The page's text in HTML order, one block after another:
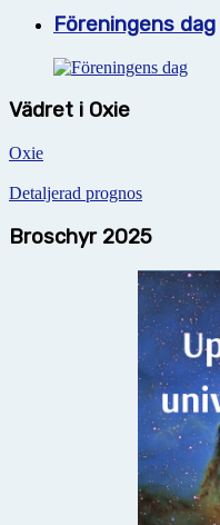
Föreningens dag
Vädret i Oxie
Oxie
Detaljerad prognos
Broschyr 2025